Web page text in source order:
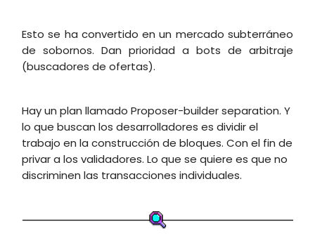
Esto se ha convertido en un mercado subterráneo
de sobornos. Dan prioridad a bots de arbitraje
(buscadores de ofertas).
Hay un plan llamado Proposer-builder separation. Y
lo que buscan los desarrolladores es dividir el
trabajo en la construcción de bloques. Con el fin de
privar a los validadores. Lo que se quiere es que no
discriminen las transacciones individuales.